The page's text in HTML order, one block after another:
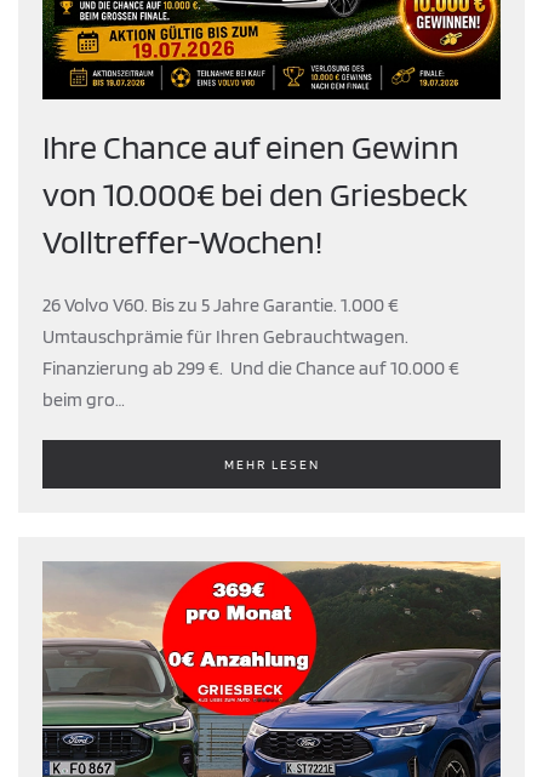
Ihre Chance auf einen Gewinn
von 10.000€ bei den Griesbeck
Volltreffer-Wochen!
26 Volvo V60. Bis zu 5 Jahre Garantie. 1.000 €
Umtauschprämie für Ihren Gebrauchtwagen.
Finanzierung ab 299 €. Und die Chance auf 10.000 €
beim gro…
MEHR LESEN